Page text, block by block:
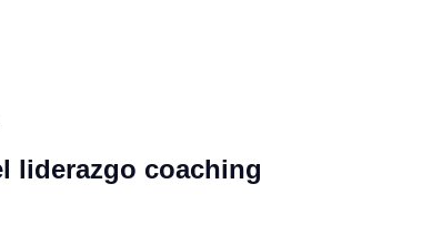
liderazgo coaching